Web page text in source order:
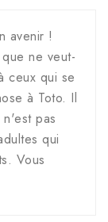
avenir !
ne veut-
ceux qui se
à Toto. Il
pas
qui
Vous